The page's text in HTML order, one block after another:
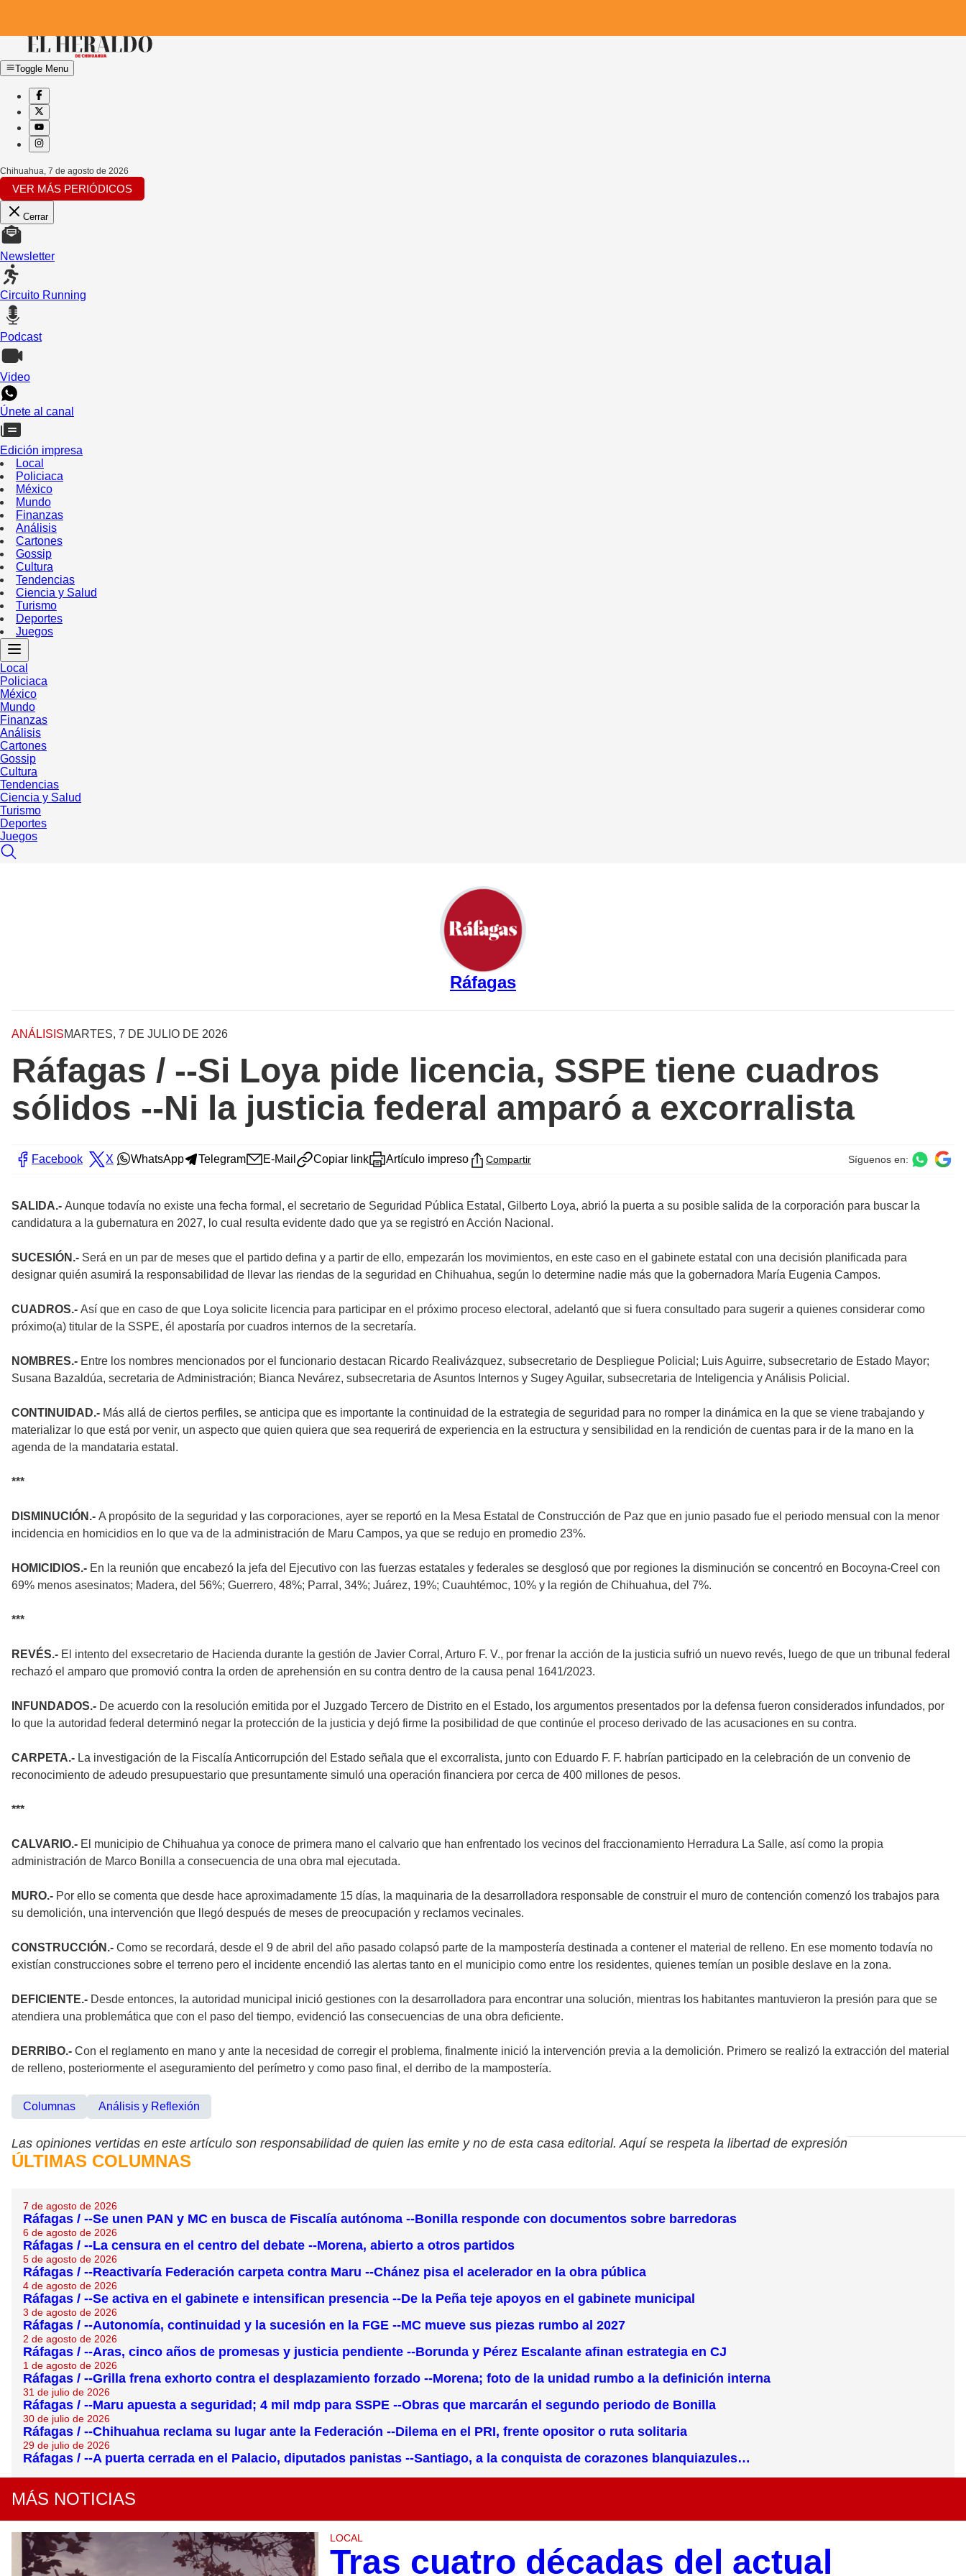
Toggle Menu
Chihuahua 7 de agosto de 2026
VER MÁS PERIÓDICOS
Cerrar
Newsletter
Circuito Running
Podcast
Video
Únete al canal
Edición impresa
Local
Policiaca
México
Mundo
Finanzas
Análisis
Cartones
Gossip
Cultura
Tendencias
Ciencia y Salud
Turismo
Deportes
Juegos
Local
Policiaca
México
Mundo
Finanzas
Análisis
Cartones
Gossip
Cultura
Tendencias
Ciencia y Salud
Turismo
Deportes
Juegos
Ráfagas
ANÁLISISMARTES, 7 DE JULIO DE 2026
Ráfagas / --Si Loya pide licencia, SSPE tiene cuadros
sólidos --Ni la justicia federal amparó a excorralista
Facebook X WhatsApp Telegram E-Mail Copiar link Artículo impreso Compartir Síguenos en:
SALIDA.- Aunque todavía no existe una fecha formal, el secretario de Seguridad Pública Estatal, Gilberto Loya, abrió la puerta a su posible salida de la corporación para buscar la
candidatura a la gubernatura en 2027, lo cual resulta evidente dado que ya se registró en Acción Nacional.
SUCESIÓN.- Será en un par de meses que el partido defina y a partir de ello, empezarán los movimientos, en este caso en el gabinete estatal con una decisión planificada para
designar quién asumirá la responsabilidad de llevar las riendas de la seguridad en Chihuahua, según lo determine nadie más que la gobernadora María Eugenia Campos.
CUADROS.- Así que en caso de que Loya solicite licencia para participar en el próximo proceso electoral, adelantó que si fuera consultado para sugerir a quienes considerar como
próximo(a) titular de la SSPE, él apostaría por cuadros internos de la secretaría.
NOMBRES.- Entre los nombres mencionados por el funcionario destacan Ricardo Realivázquez, subsecretario de Despliegue Policial; Luis Aguirre, subsecretario de Estado Mayor;
Susana Bazaldúa, secretaria de Administración; Bianca Nevárez, subsecretaria de Asuntos Internos y Sugey Aguilar, subsecretaria de Inteligencia y Análisis Policial.
CONTINUIDAD.- Más allá de ciertos perfiles, se anticipa que es importante la continuidad de la estrategia de seguridad para no romper la dinámica en la que se viene trabajando y
materializar lo que está por venir, un aspecto que quien quiera que sea requerirá de experiencia en la estructura y sensibilidad en la rendición de cuentas para ir de la mano en la
agenda de la mandataria estatal.
***
DISMINUCIÓN.- A propósito de la seguridad y las corporaciones, ayer se reportó en la Mesa Estatal de Construcción de Paz que en junio pasado fue el periodo mensual con la menor
incidencia en homicidios en lo que va de la administración de Maru Campos, ya que se redujo en promedio 23%.
HOMICIDIOS.- En la reunión que encabezó la jefa del Ejecutivo con las fuerzas estatales y federales se desglosó que por regiones la disminución se concentró en Bocoyna-Creel con
69% menos asesinatos; Madera, del 56%; Guerrero, 48%; Parral, 34%; Juárez, 19%; Cuauhtémoc, 10% y la región de Chihuahua, del 7%.
***
REVÉS.- El intento del exsecretario de Hacienda durante la gestión de Javier Corral, Arturo F. V., por frenar la acción de la justicia sufrió un nuevo revés, luego de que un tribunal federal
rechazó el amparo que promovió contra la orden de aprehensión en su contra dentro de la causa penal 1641/2023.
INFUNDADOS.- De acuerdo con la resolución emitida por el Juzgado Tercero de Distrito en el Estado, los argumentos presentados por la defensa fueron considerados infundados, por
lo que la autoridad federal determinó negar la protección de la justicia y dejó firme la posibilidad de que continúe el proceso derivado de las acusaciones en su contra.
CARPETA.- La investigación de la Fiscalía Anticorrupción del Estado señala que el excorralista, junto con Eduardo F. F. habrían participado en la celebración de un convenio de
reconocimiento de adeudo presupuestario que presuntamente simuló una operación financiera por cerca de 400 millones de pesos.
***
CALVARIO.- El municipio de Chihuahua ya conoce de primera mano el calvario que han enfrentado los vecinos del fraccionamiento Herradura La Salle, así como la propia
administración de Marco Bonilla a consecuencia de una obra mal ejecutada.
MURO.- Por ello se comenta que desde hace aproximadamente 15 días, la maquinaria de la desarrolladora responsable de construir el muro de contención comenzó los trabajos para
su demolición, una intervención que llegó después de meses de preocupación y reclamos vecinales.
CONSTRUCCIÓN.- Como se recordará, desde el 9 de abril del año pasado colapsó parte de la mampostería destinada a contener el material de relleno. En ese momento todavía no
existían construcciones sobre el terreno pero el incidente encendió las alertas tanto en el municipio como entre los residentes, quienes temían un posible deslave en la zona.
DEFICIENTE.- Desde entonces, la autoridad municipal inició gestiones con la desarrolladora para encontrar una solución, mientras los habitantes mantuvieron la presión para que se
atendiera una problemática que con el paso del tiempo, evidenció las consecuencias de una obra deficiente.
DERRIBO.- Con el reglamento en mano y ante la necesidad de corregir el problema, finalmente inició la intervención previa a la demolición. Primero se realizó la extracción del material
de relleno, posteriormente el aseguramiento del perímetro y como paso final, el derribo de la mampostería.
Columnas Análisis y Reflexión
Las opiniones vertidas en este artículo son responsabilidad de quien las emite y no de esta casa editorial. Aquí se respeta la libertad de expresión
ÚLTIMAS COLUMNAS
7 de agosto de 2026
Ráfagas / --Se unen PAN y MC en busca de Fiscalía autónoma --Bonilla responde con documentos sobre barredoras
6 de agosto de 2026
Ráfagas / --La censura en el centro del debate --Morena, abierto a otros partidos
5 de agosto de 2026
Ráfagas / --Reactivaría Federación carpeta contra Maru --Chánez pisa el acelerador en la obra pública
4 de agosto de 2026
Ráfagas / --Se activa en el gabinete e intensifican presencia --De la Peña teje apoyos en el gabinete municipal
3 de agosto de 2026
Ráfagas / --Autonomía, continuidad y la sucesión en la FGE --MC mueve sus piezas rumbo al 2027
2 de agosto de 2026
Ráfagas / --Aras, cinco años de promesas y justicia pendiente --Borunda y Pérez Escalante afinan estrategia en CJ
1 de agosto de 2026
Ráfagas / --Grilla frena exhorto contra el desplazamiento forzado --Morena; foto de la unidad rumbo a la definición interna
31 de julio de 2026
Ráfagas / --Maru apuesta a seguridad; 4 mil mdp para SSPE --Obras que marcarán el segundo periodo de Bonilla
30 de julio de 2026
Ráfagas / --Chihuahua reclama su lugar ante la Federación --Dilema en el PRI, frente opositor o ruta solitaria
29 de julio de 2026
Ráfagas / --A puerta cerrada en el Palacio, diputados panistas --Santiago, a la conquista de corazones blanquiazules…
MÁS NOTICIAS
LOCAL
Tras cuatro décadas del actual